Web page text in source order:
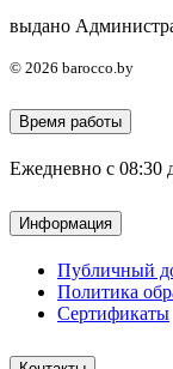
выдано
© 2026 barocco.by
Время работы
Ежедневно с 08:30
Информация
Публичный
Политика
Сертификаты